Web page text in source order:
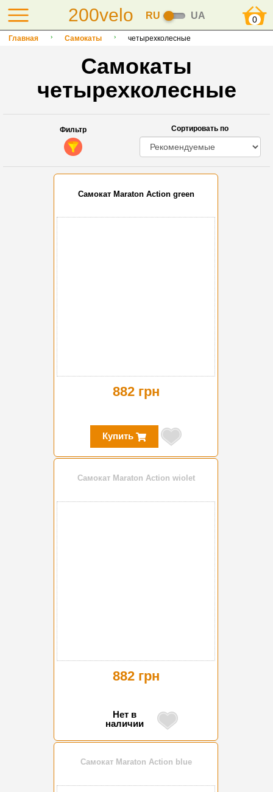
200velo RU UA 0
Главная Самокаты четырехколесные
Самокаты
четырехколесные
Фильтр Сортировать по
Самокат Maraton Action green
882 грн
Купить
Самокат Maraton Action wiolet
882 грн
Нет в
наличии
Самокат Maraton Action blue